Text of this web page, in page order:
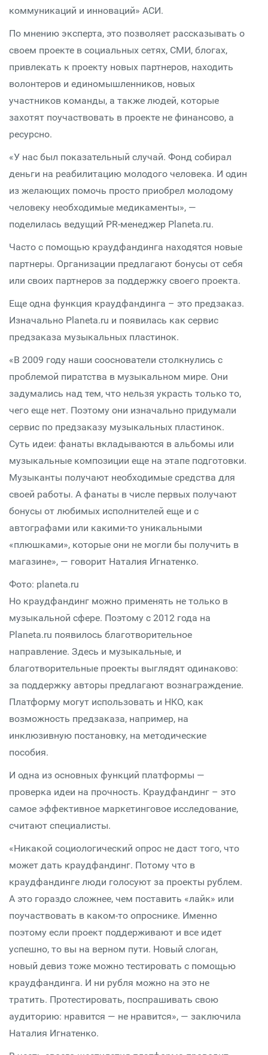
коммуникаций и инноваций» АСИ.
По мнению эксперта, это позволяет рассказывать о
своем проекте в социальных сетях, СМИ, блогах,
привлекать к проекту новых партнеров, находить
волонтеров и единомышленников, новых
участников команды, а также людей, которые
захотят поучаствовать в проекте не финансово, а
ресурсно.
«У нас был показательный случай. Фонд собирал
деньги на реабилитацию молодого человека. И один
из желающих помочь просто приобрел молодому
человеку необходимые медикаменты», —
поделилась ведущий PR-менеджер Planeta.ru.
Часто с помощью краудфандинга находятся новые
партнеры. Организации предлагают бонусы от себя
или своих партнеров за поддержку своего проекта.
Еще одна функция краудфандинга – это предзаказ.
Изначально Planeta.ru и появилась как сервис
предзаказа музыкальных пластинок.
«В 2009 году наши сооснователи столкнулись с
проблемой пиратства в музыкальном мире. Они
задумались над тем, что нельзя украсть только то,
чего еще нет. Поэтому они изначально придумали
сервис по предзаказу музыкальных пластинок.
Суть идеи: фанаты вкладываются в альбомы или
музыкальные композиции еще на этапе подготовки.
Музыканты получают необходимые средства для
своей работы. А фанаты в числе первых получают
бонусы от любимых исполнителей еще и с
автографами или какими-то уникальными
«плюшками», которые они не могли бы получить в
магазине», — говорит Наталия Игнатенко.
Фото: planeta.ru
Но краудфандинг можно применять не только в
музыкальной сфере. Поэтому с 2012 года на
Planeta.ru появилось благотворительное
направление. Здесь и музыкальные, и
благотворительные проекты выглядят одинаково:
за поддержку авторы предлагают вознаграждение.
Платформу могут использовать и НКО, как
возможность предзаказа, например, на
инклюзивную постановку, на методические
пособия.
И одна из основных функций платформы —
проверка идеи на прочность. Краудфандинг – это
самое эффективное маркетинговое исследование,
считают специалисты.
«Никакой социологический опрос не даст того, что
может дать краудфандинг. Потому что в
краудфандинге люди голосуют за проекты рублем.
А это гораздо сложнее, чем поставить «лайк» или
поучаствовать в каком-то опроснике. Именно
поэтому если проект поддерживают и все идет
успешно, то вы на верном пути. Новый слоган,
новый девиз тоже можно тестировать с помощью
краудфандинга. И ни рубля можно на это не
тратить. Протестировать, поспрашивать свою
аудиторию: нравится — не нравится», — заключила
Наталия Игнатенко.